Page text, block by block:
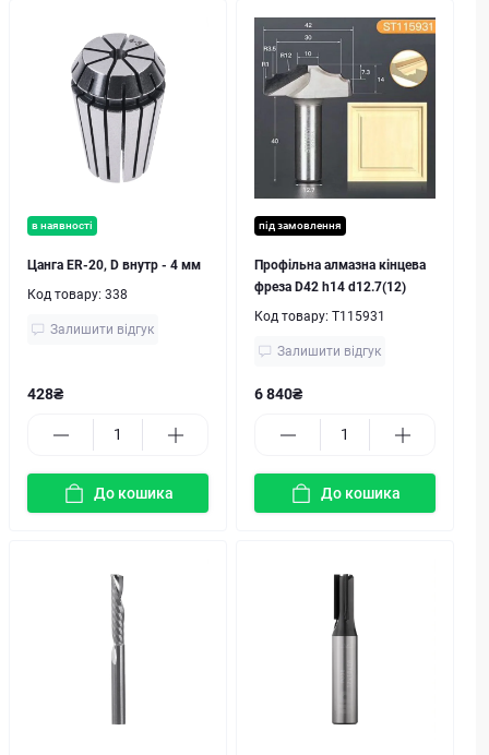
в наявності
Цанга ER-20, D внутр - 4 мм
Код товару: 338
Залишити відгук
428₴
До кошика
під замовлення
Профільна алмазна кінцева
фреза D42 h14 d12.7(12)
Код товару: T115931
Залишити відгук
6 840₴
До кошика